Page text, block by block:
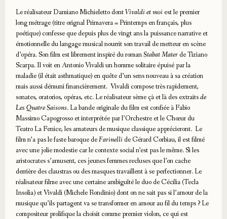
Le réalisateur Damiano Michieletto dontVivaldi et moi est le premier
long métrage (titre orignal Primavera = Printemps en français, plus
poétique) confesse que depuis plus de vingt ans la puissance narrative et
émotionnelle du langage musical nourrit son travail de metteur en scène
d’opéra. Son film est librement inspiré du romanStabat Mater de Tiziano
Scarpa. Il voit en Antonio Vivaldi un homme solitaire épuisé par la
maladie (il était asthmatique) en quête d’un sens nouveau à sa création
mais aussi démuni financièrement. Vivaldi compose très rapidement,
sonates, oratorios, opéras, etc. Le réalisateur sème çà et là des extraitsde
Les Quatre Saisons. La bande originale du film est confiée à Fabio
Massimo Capogrosso et interprétée par l’Orchestre et le Chœur du
Teatro La Fenice, les amateurs de musique classique apprécieront. Le
film n’a pas le faste baroque deFarinelli de Gérard Corbiau, il est filmé
avec une jolie modestie car le contexte social n’est pas le même. Si les
aristocrates s’amusent, ces jeunes femmes recluses que l’on cache
derrière des claustras ou des masques travaillent à se perfectionner. Le
réalisateur filme avec une certaine ambiguïté le duo de Cécilia (Tecla
Insolia) et Vivaldi (Michele Rondinio) dont on ne sait pas si l’amour de la
musique qu’ils partagent va se transformer en amour au fil du temps ? Le
compositeur prolifique la choisit comme premier violon, ce qui est